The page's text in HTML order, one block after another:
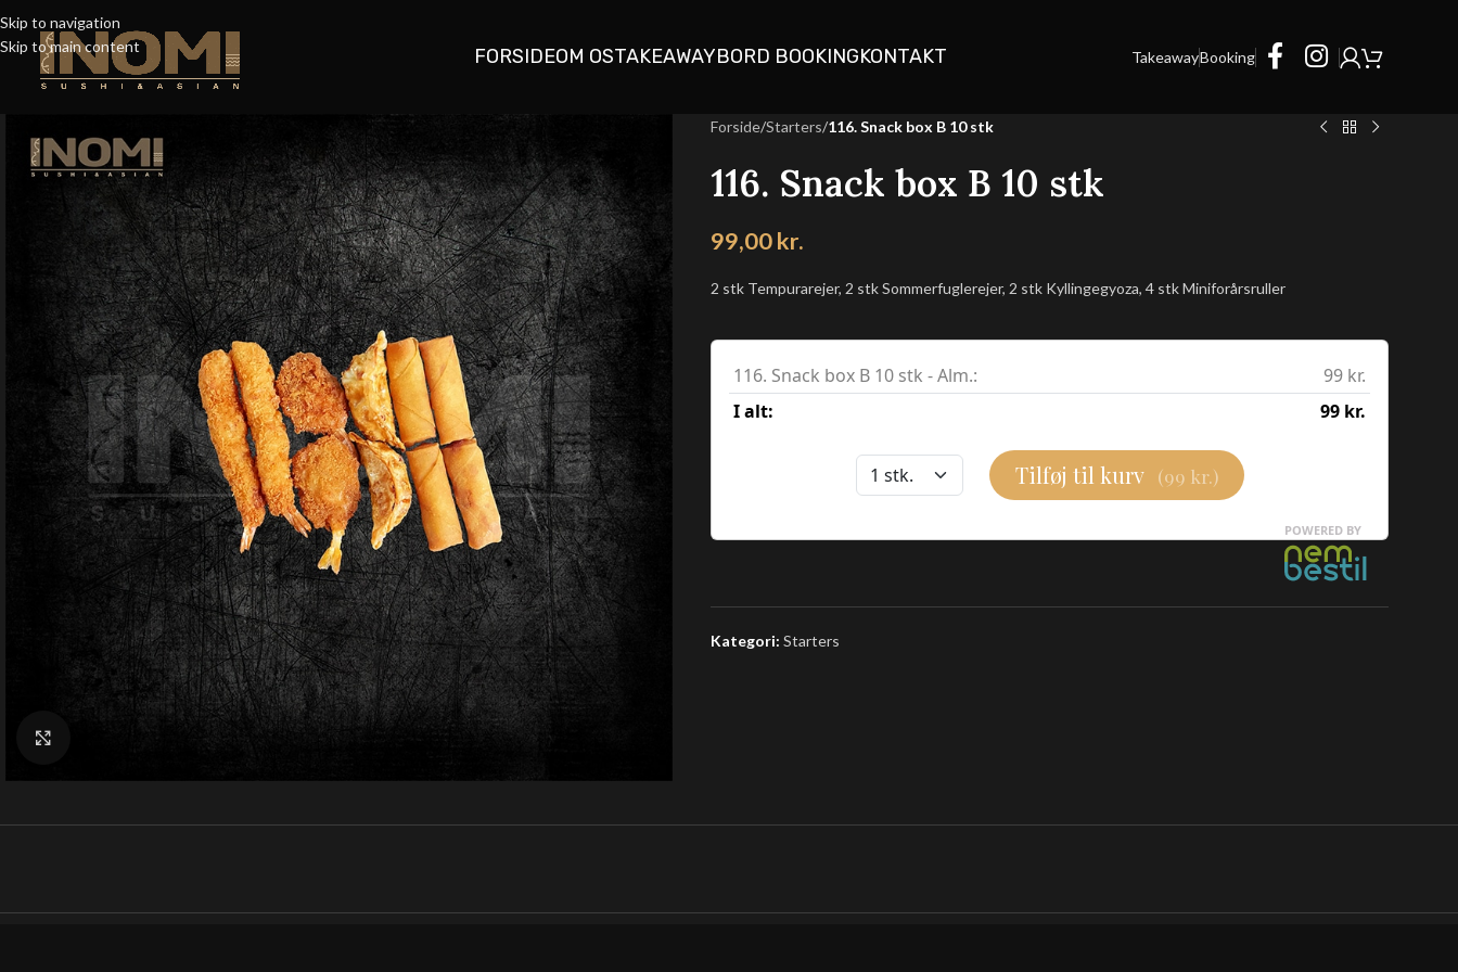
Skip to navigation
Skip to main content
FORSIDEOM OSTAKEAWAYBORD BOOKINGKONTAKT TakeawayBooking
Klik for at forstørre
Forside/Starters/116. Snack box B 10 stk
116. Snack box B 10 stk
99,00kr.
2 stk Tempurarejer, 2 stk Sommerfuglerejer, 2 stk Kyllingegyoza, 4 stk Miniforårsruller
Kategori: Starters